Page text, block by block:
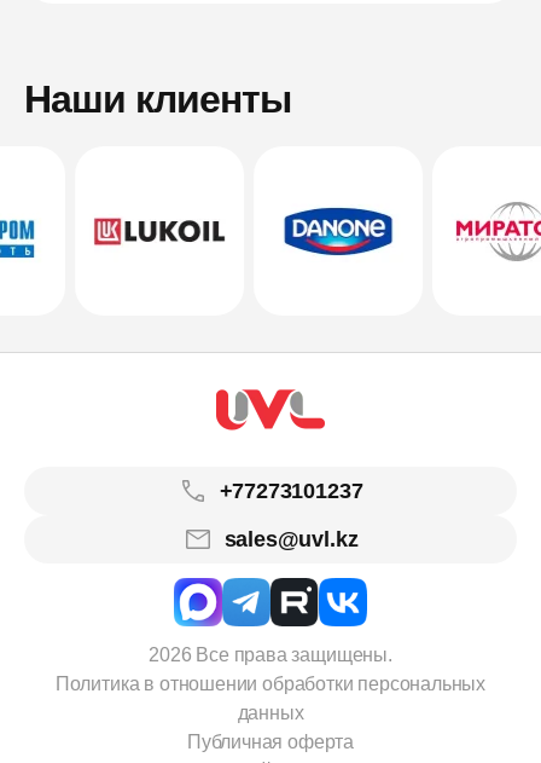
Наши клиенты
+77273101237
sales@uvl.kz
2026 Все права защищены.
Политика в отношении обработки персональных
данных
Публичная оферта